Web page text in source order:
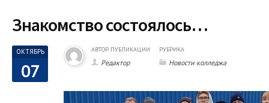
Знакомство состоялось…
ОКТЯБРЬ
07
АВТОР ПУБЛИКАЦИИ
Редактор
РУБРИКА
Новости колледжа